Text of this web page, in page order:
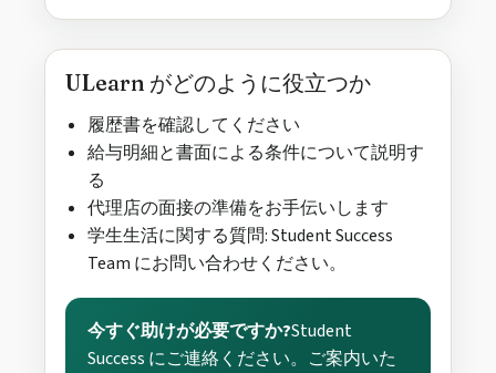
ULearn がどのように役立つか
履歴書を確認してください
給与明細と書面による条件について説明す
る
代理店の面接の準備をお手伝いします
学生生活に関する質問: Student Success
Team にお問い合わせください。
今すぐ助けが必要ですか?Student
Success にご連絡ください。ご案内いた